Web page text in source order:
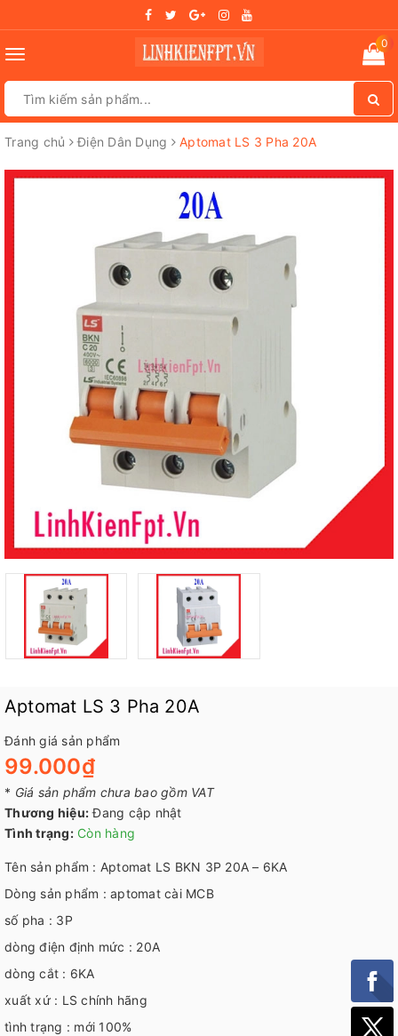
Toggle
0
Trang chủ Điện Dân Dụng Aptomat LS 3 Pha 20A
Aptomat LS 3 Pha 20A
Đánh giá sản phẩm
99.000₫
* Giá sản phẩm chưa bao gồm VAT
Thương hiệu: Đang cập nhật
Tình trạng: Còn hàng
Tên sản phẩm : Aptomat LS BKN 3P 20A – 6KA
Dòng sản phẩm : aptomat cài MCB
số pha : 3P
dòng điện định mức : 20A
dòng cắt : 6KA
xuất xứ : LS chính hãng
tình trạng : mới 100%